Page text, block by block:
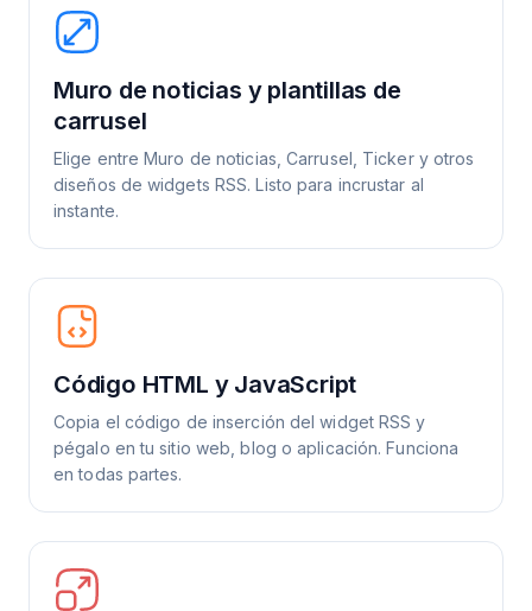
Muro de noticias y plantillas de
carrusel
Elige entre Muro de noticias, Carrusel, Ticker y otros
diseños de widgets RSS. Listo para incrustar al
instante.
Código HTML y JavaScript
Copia el código de inserción del widget RSS y
pégalo en tu sitio web, blog o aplicación. Funciona
en todas partes.